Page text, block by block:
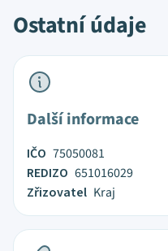
Ostatní údaje
Další informace
IČO 75050081
REDIZO 651016029
Zřizovatel Kraj